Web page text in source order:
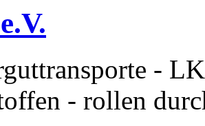
-
- rollen